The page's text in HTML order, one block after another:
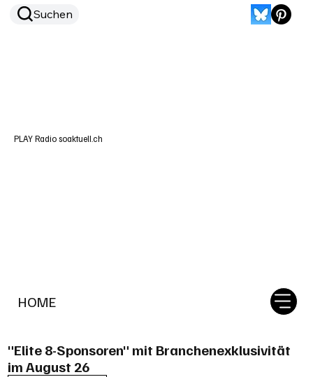
HOME
Suchen
PLAY Radio soaktuell.ch
"Elite 8-Sponsoren" mit Branchenexklusivität
im August 26